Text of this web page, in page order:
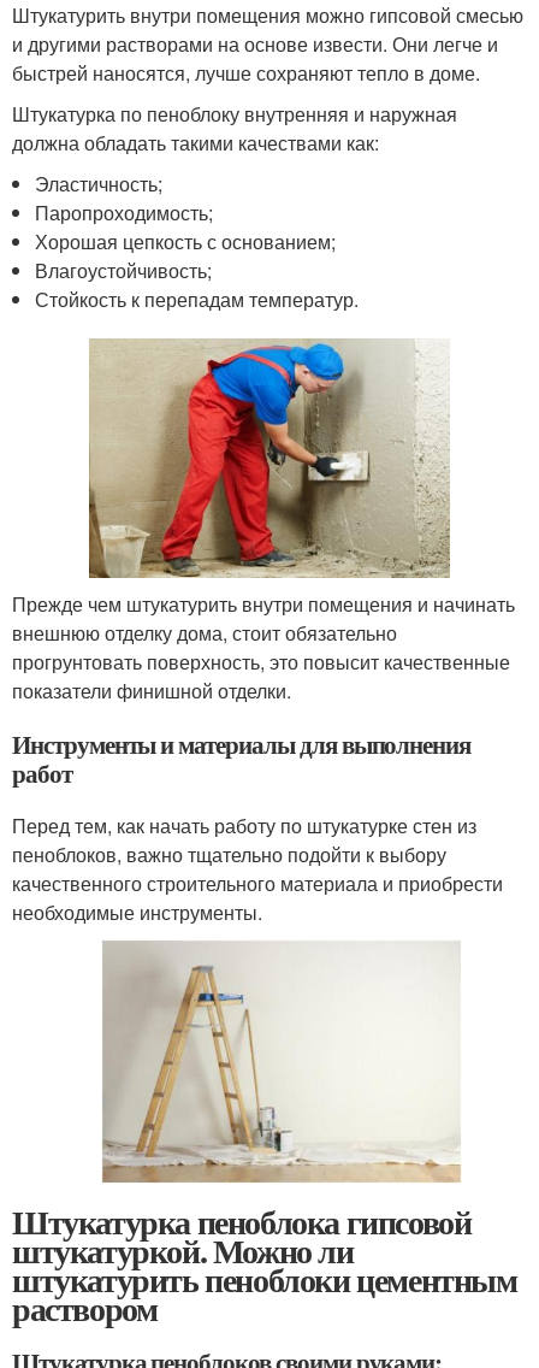
Штукатурить внутри помещения можно гипсовой смесью
и другими растворами на основе извести. Они легче и
быстрей наносятся, лучше сохраняют тепло в доме.
Штукатурка по пеноблоку внутренняя и наружная
должна обладать такими качествами как:
Эластичность;
Паропроходимость;
Хорошая цепкость с основанием;
Влагоустойчивость;
Стойкость к перепадам температур.
Прежде чем штукатурить внутри помещения и начинать
внешнюю отделку дома, стоит обязательно
прогрунтовать поверхность, это повысит качественные
показатели финишной отделки.
Инструменты и материалы для выполнения
работ
Перед тем, как начать работу по штукатурке стен из
пеноблоков, важно тщательно подойти к выбору
качественного строительного материала и приобрести
необходимые инструменты.
Штукатурка пеноблока гипсовой
штукатуркой. Можно ли
штукатурить пеноблоки цементным
раствором